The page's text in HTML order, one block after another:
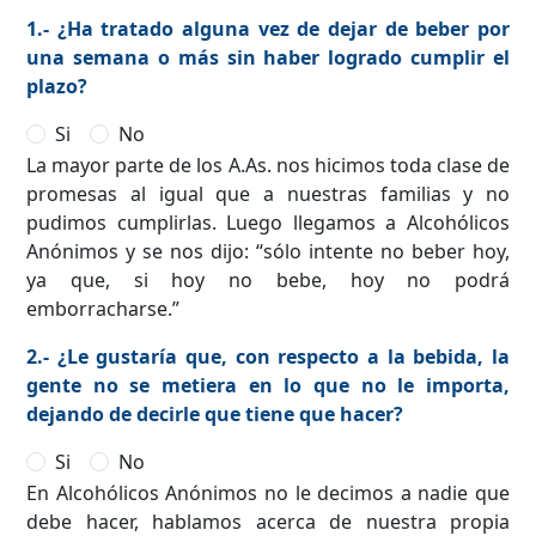
1.- ¿Ha tratado alguna vez de dejar de beber por
una semana o más sin haber logrado cumplir el
plazo?
Si
No
La mayor parte de los A.As. nos hicimos toda clase de
promesas al igual que a nuestras familias y no
pudimos cumplirlas. Luego llegamos a Alcohólicos
Anónimos y se nos dijo: “sólo intente no beber hoy,
ya que, si hoy no bebe, hoy no podrá
emborracharse.”
2.- ¿Le gustaría que, con respecto a la bebida, la
gente no se metiera en lo que no le importa,
dejando de decirle que tiene que hacer?
Si
No
En Alcohólicos Anónimos no le decimos a nadie que
debe hacer, hablamos acerca de nuestra propia